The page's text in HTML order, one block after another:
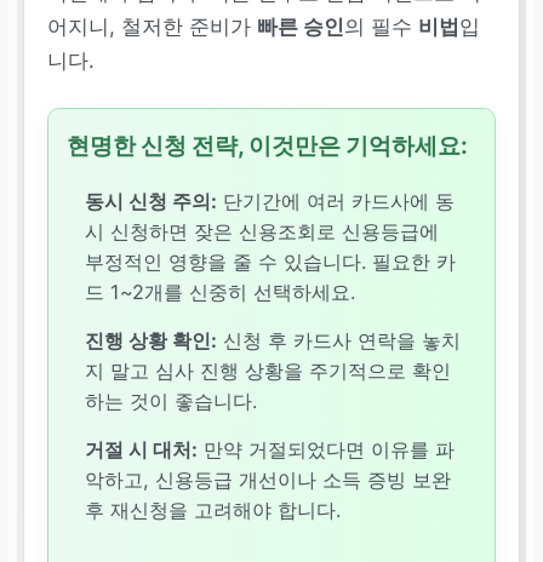
어지니, 철저한 준비가 빠른 승인의 필수 비법입
니다.
현명한 신청 전략, 이것만은 기억하세요:
동시 신청 주의: 단기간에 여러 카드사에 동
시 신청하면 잦은 신용조회로 신용등급에
부정적인 영향을 줄 수 있습니다. 필요한 카
드 1~2개를 신중히 선택하세요.
진행 상황 확인: 신청 후 카드사 연락을 놓치
지 말고 심사 진행 상황을 주기적으로 확인
하는 것이 좋습니다.
거절 시 대처: 만약 거절되었다면 이유를 파
악하고, 신용등급 개선이나 소득 증빙 보완
후 재신청을 고려해야 합니다.